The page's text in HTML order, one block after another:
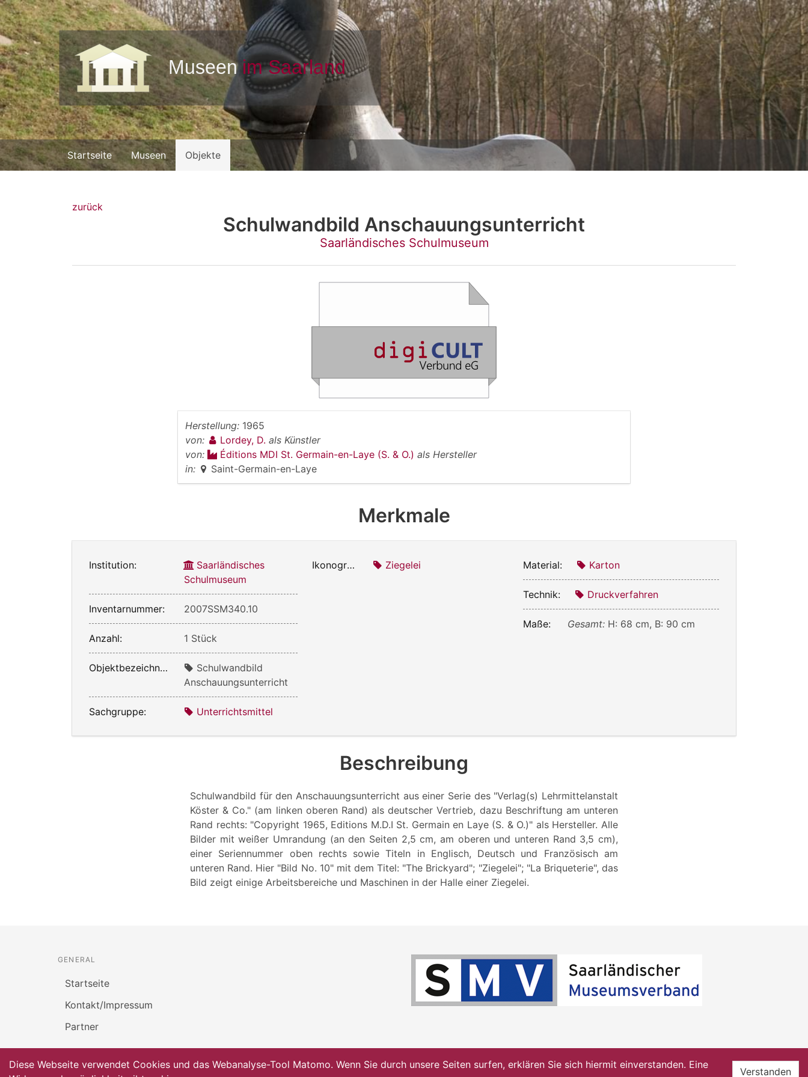
Startseite Museen Objekte
zurück
Schulwandbild Anschauungsunterricht
Saarländisches Schulmuseum
Herstellung: 1965
von:
Lordey, D. als Künstler
von:
Éditions MDI St. Germain-en-Laye (S. & O.) als Hersteller
in:
Saint-Germain-en-Laye
Merkmale
Institution:
Saarländisches
Schulmuseum
Inventarnummer: 2007SSM340.10
Anzahl: 1 Stück
Objektbezeichnung:
Schulwandbild
Anschauungsunterricht
Sachgruppe: Unterrichtsmittel
Ikonografie: Ziegelei Material: Karton
Technik: Druckverfahren
Maße: Gesamt: H: 68 cm, B: 90 cm
Beschreibung
Schulwandbild für den Anschauungsunterricht aus einer Serie des "Verlag(s) Lehrmittelanstalt
Köster & Co." (am linken oberen Rand) als deutscher Vertrieb, dazu Beschriftung am unteren
Rand rechts: "Copyright 1965, Editions M.D.I St. Germain en Laye (S. & O.)" als Hersteller. Alle
Bilder mit weißer Umrandung (an den Seiten 2,5 cm, am oberen und unteren Rand 3,5 cm),
einer Seriennummer oben rechts sowie Titeln in Englisch, Deutsch und Französisch am
unteren Rand. Hier "Bild No. 10" mit dem Titel: "The Brickyard"; "Ziegelei"; "La Briqueterie", das
Bild zeigt einige Arbeitsbereiche und Maschinen in der Halle einer Ziegelei.
GENERAL
Startseite
Kontakt/Impressum
Partner
Diese Webseite verwendet Cookies und das Webanalyse-Tool Matomo. Wenn Sie durch unsere Seiten surfen, erklären Sie sich hiermit einverstanden. Eine
Verstanden